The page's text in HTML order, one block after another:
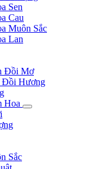
Sen
Cau
Muôn Sắc
Lan
Đồi Mơ
Đồi Hương
Hoa
Sắc